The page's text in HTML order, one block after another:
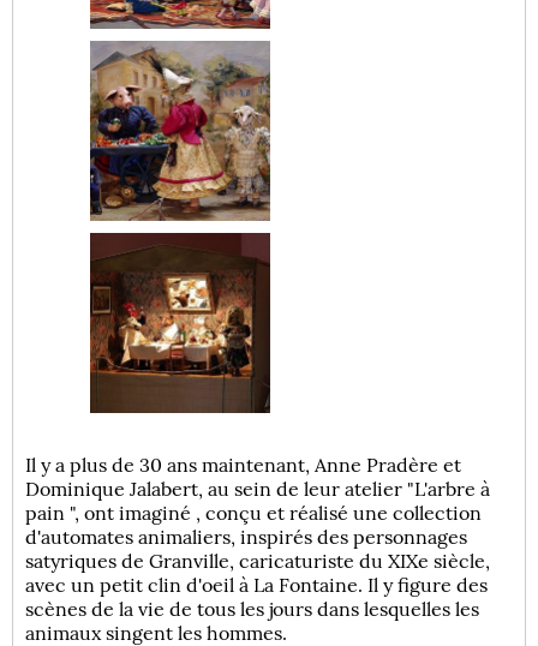
Il y a plus de 30 ans maintenant, Anne Pradère et
Dominique Jalabert, au sein de leur atelier "L'arbre à
pain ", ont imaginé , conçu et réalisé une collection
d'automates animaliers, inspirés des personnages
satyriques de Granville, caricaturiste du XIXe siècle,
avec un petit clin d'oeil à La Fontaine. Il y figure des
scènes de la vie de tous les jours dans lesquelles les
animaux singent les hommes.